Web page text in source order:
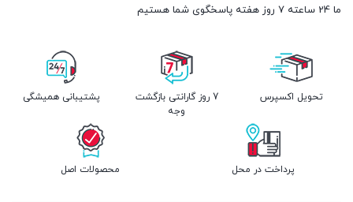
ما 24 ساعته 7 روز هفته پاسخگوی شما هستیم
تحویل اکسپرس
7 روز گارانتی بازگشت
وجه
پشتیبانی همیشگی
پرداخت در محل محصولات اصل